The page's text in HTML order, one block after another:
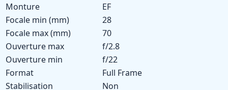
Monture
EF
Focale min (mm)
28
Focale max (mm)
70
Ouverture max
f/2.8
Ouverture min
f/22
Format
Full Frame
Stabilisation
Non